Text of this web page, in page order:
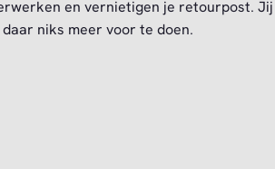
en vernietigen je retourpost. Jij
niks meer voor te doen.